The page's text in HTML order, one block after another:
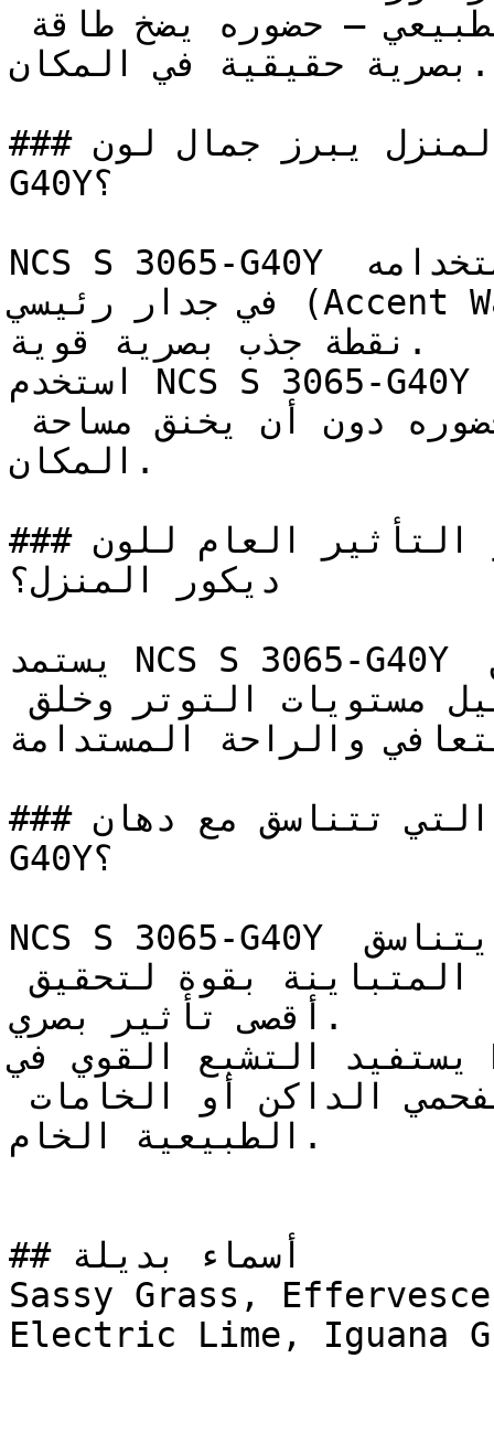
بصرية حقيقية في المكان.
### في أي زوايا المنزل يبرز جمال لون NCS S 3065-
G40Y؟
NCS S 3065-G40Y يحقق أقصى فعالية له عند استخدامه
في جدار رئيسي (Accent Wall) للمساحات التي تتطلب
نقطة جذب بصرية قوية.
استخدم NCS S 3065-G40Y في الغرف المدمجة ذات الإضاءة
المكان.
### ما هو التأثير العام للون NCS S 3065-G40Y على
ديكور المنزل؟
يستمد NCS S 3065-G40Y قوته من الارتباط العميق
والراحة المستدامة.
### ما هي الألوان التي تتناسق مع دهان NCS S 3065-
G40Y؟
NCS S 3065-G40Y هو لون مشبع وعالي الكثافة، يتناسق
أقصى تأثير بصري.
يستفيد التشبع القوي في NCS S 3065-G40Y من التأثير
الطبيعية الخام.
## أسماء بديلة
Sassy Grass,
Electric Lime, Iguana